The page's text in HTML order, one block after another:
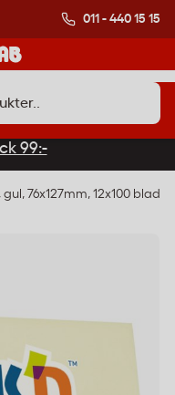
Över 500 000
011 - 440 15 15
99:-
76x127mm, 12x100 blad